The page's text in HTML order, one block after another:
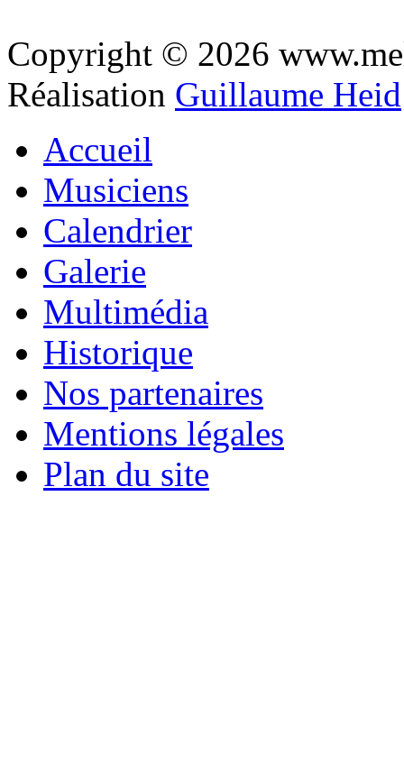
Copyright © 2026
Réalisation Guillaume Heid
Accueil
Musiciens
Calendrier
Galerie
Multimédia
Historique
Nos partenaires
Mentions légales
Plan du site